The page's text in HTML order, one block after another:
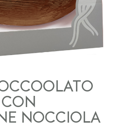
NOCCIOLA